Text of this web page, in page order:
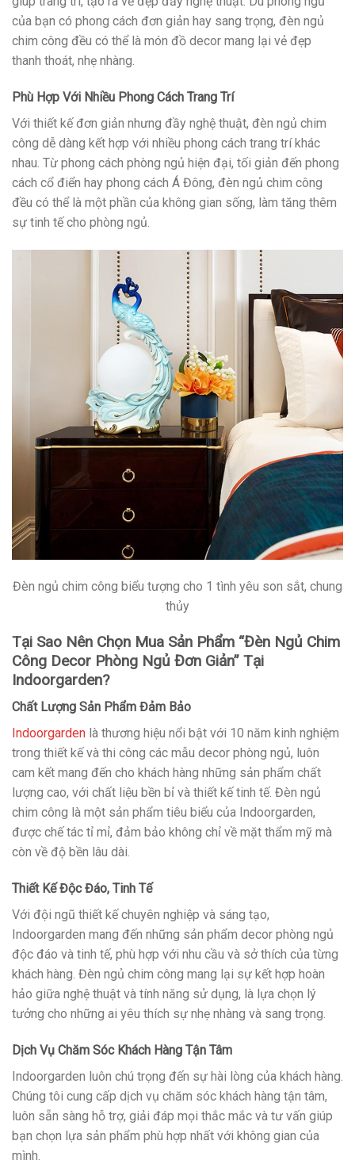
của bạn có phong cách đơn giản hay sang trọng, đèn ngủ
chim công đều có thể là món đồ decor mang lại vẻ đẹp
thanh thoát, nhẹ nhàng.
Phù Hợp Với Nhiều Phong Cách Trang Trí
Với thiết kế đơn giản nhưng đầy nghệ thuật, đèn ngủ chim
công dễ dàng kết hợp với nhiều phong cách trang trí khác
nhau. Từ phong cách phòng ngủ hiện đại, tối giản đến phong
cách cổ điển hay phong cách Á Đông, đèn ngủ chim công
đều có thể là một phần của không gian sống, làm tăng thêm
sự tinh tế cho phòng ngủ.
Đèn ngủ chim công biểu tượng cho 1 tình yêu son sắt, chung
thủy
Tại Sao Nên Chọn Mua Sản Phẩm “Đèn Ngủ Chim
Công Decor Phòng Ngủ Đơn Giản” Tại
Indoorgarden?
Chất Lượng Sản Phẩm Đảm Bảo
Indoorgarden là thương hiệu nổi bật với 10 năm kinh nghiệm
trong thiết kế và thi công các mẫu decor phòng ngủ, luôn
cam kết mang đến cho khách hàng những sản phẩm chất
lượng cao, với chất liệu bền bỉ và thiết kế tinh tế. Đèn ngủ
chim công là một sản phẩm tiêu biểu của Indoorgarden,
được chế tác tỉ mỉ, đảm bảo không chỉ về mặt thẩm mỹ mà
còn về độ bền lâu dài.
Thiết Kế Độc Đáo, Tinh Tế
Với đội ngũ thiết kế chuyên nghiệp và sáng tạo,
Indoorgarden mang đến những sản phẩm decor phòng ngủ
độc đáo và tinh tế, phù hợp với nhu cầu và sở thích của từng
khách hàng. Đèn ngủ chim công mang lại sự kết hợp hoàn
hảo giữa nghệ thuật và tính năng sử dụng, là lựa chọn lý
tưởng cho những ai yêu thích sự nhẹ nhàng và sang trọng.
Dịch Vụ Chăm Sóc Khách Hàng Tận Tâm
Indoorgarden luôn chú trọng đến sự hài lòng của khách hàng.
Chúng tôi cung cấp dịch vụ chăm sóc khách hàng tận tâm,
luôn sẵn sàng hỗ trợ, giải đáp mọi thắc mắc và tư vấn giúp
bạn chọn lựa sản phẩm phù hợp nhất với không gian của
mình.